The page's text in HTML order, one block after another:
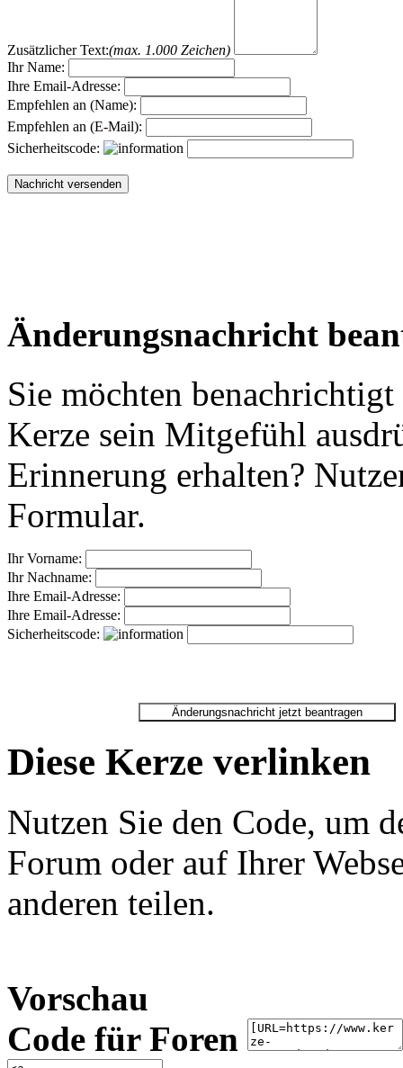
Zusätzlicher Text:(max. 1.000 Zeichen)
Ihr Name:
Ihre Email-Adresse:
Empfehlen an (Name):
Empfehlen an (E-Mail):
Sicherheitscode:
Änderungsnachricht
Sie möchten
Kerze sein Mitgefühl
Erinnerung erhalten?
Formular.
Ihr Vorname:
Ihr Nachname:
Ihre Email-Adresse:
Ihre Email-Adresse:
Sicherheitscode:
Diese Kerze verlinken
Nutzen Sie den Code, um
Forum oder auf Ihrer
anderen teilen.
Vorschau
Code für Foren